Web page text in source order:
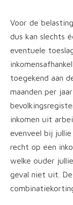
Voor de
dus kan slechts
eventuele
toegekend aan
maanden per
inkomen uit
evenveel bij
recht op een
welke ouder
geval niet uit. De